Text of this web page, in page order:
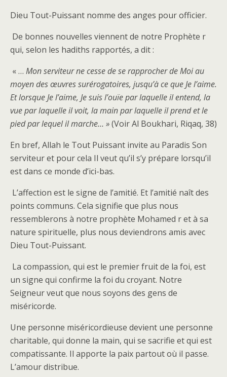
Dieu Tout-Puissant nomme des anges pour officier.
De bonnes nouvelles viennent de notre Prophète r
qui, selon les hadiths rapportés, a dit :
« … Mon serviteur ne cesse de se rapprocher de Moi au
moyen des œuvres surérogatoires, jusqu’à ce que Je l’aime.
Et lorsque Je l’aime, Je suis l’ouïe par laquelle il entend, la
vue par laquelle il voit, la main par laquelle il prend et le
pied par lequel il marche… »(Voir Al Boukhari, Riqaq, 38)
En bref, Allah le Tout Puissant invite au Paradis Son
serviteur et pour cela Il veut qu’il s’y prépare lorsqu’il
est dans ce monde d’ici-bas.
L’affection est le signe de l’amitié. Et l’amitié naît des
points communs. Cela signifie que plus nous
ressemblerons à notre prophète Mohamed r et à sa
nature spirituelle, plus nous deviendrons amis avec
Dieu Tout-Puissant.
La compassion, qui est le premier fruit de la foi, est
un signe qui confirme la foi du croyant. Notre
Seigneur veut que nous soyons des gens de
miséricorde.
Une personne miséricordieuse devient une personne
charitable, qui donne la main, qui se sacrifie et qui est
compatissante. Il apporte la paix partout où il passe.
L’amour distribue.